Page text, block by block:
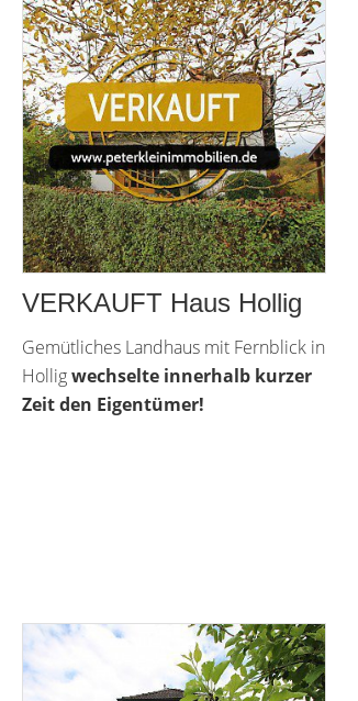
VERKAUFT Haus Hollig
Gemütliches Landhaus mit Fernblick in
Holligwechselte innerhalb kurzer
Zeit den Eigentümer!